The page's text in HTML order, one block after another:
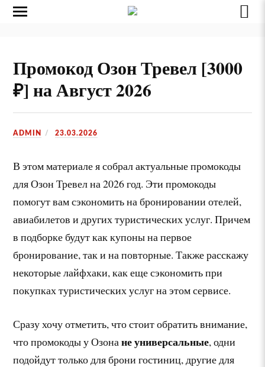
Промокод Озон Тревел [3000
₽] на Август 2026
ADMIN 23.03.2026
В этом материале я собрал актуальные промокоды
для Озон Тревел на 2026 год. Эти промокоды
помогут вам сэкономить на бронировании отелей,
авиабилетов и других туристических услуг. Причем
в подборке будут как купоны на первое
бронирование, так и на повторные. Также расскажу
некоторые лайфхаки, как еще сэкономить при
покупках туристических услуг на этом сервисе.
Сразу хочу отметить, что стоит обратить внимание,
что промокоды у Озонане универсальные, одни
подойдут только для брони гостиниц, другие для